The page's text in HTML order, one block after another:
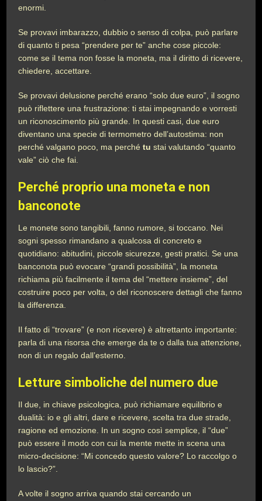
enormi.
Se provavi imbarazzo, dubbio o senso di colpa, può parlare
di quanto ti pesa “prendere per te” anche cose piccole:
come se il tema non fosse la moneta, ma il diritto di ricevere,
chiedere, accettare.
Se provavi delusione perché erano “solo due euro”, il sogno
può riflettere una frustrazione: ti stai impegnando e vorresti
un riconoscimento più grande. In questi casi, due euro
diventano una specie di termometro dell’autostima: non
perché valgano poco, ma perchétu stai valutando “quanto
vale” ciò che fai.
Perché proprio una moneta e non
banconote
Le monete sono tangibili, fanno rumore, si toccano. Nei
sogni spesso rimandano a qualcosa di concreto e
quotidiano: abitudini, piccole sicurezze, gesti pratici. Se una
banconota può evocare “grandi possibilità”, la moneta
richiama più facilmente il tema del “mettere insieme”, del
costruire poco per volta, o del riconoscere dettagli che fanno
la differenza.
Il fatto di “trovare” (e non ricevere) è altrettanto importante:
parla di una risorsa che emerge da te o dalla tua attenzione,
non di un regalo dall’esterno.
Letture simboliche del numero due
Il due, in chiave psicologica, può richiamare equilibrio e
dualità: io e gli altri, dare e ricevere, scelta tra due strade,
ragione ed emozione. In un sogno così semplice, il “due”
può essere il modo con cui la mente mette in scena una
micro-decisione: “Mi concedo questo valore? Lo raccolgo o
lo lascio?”.
A volte il sogno arriva quando stai cercando un